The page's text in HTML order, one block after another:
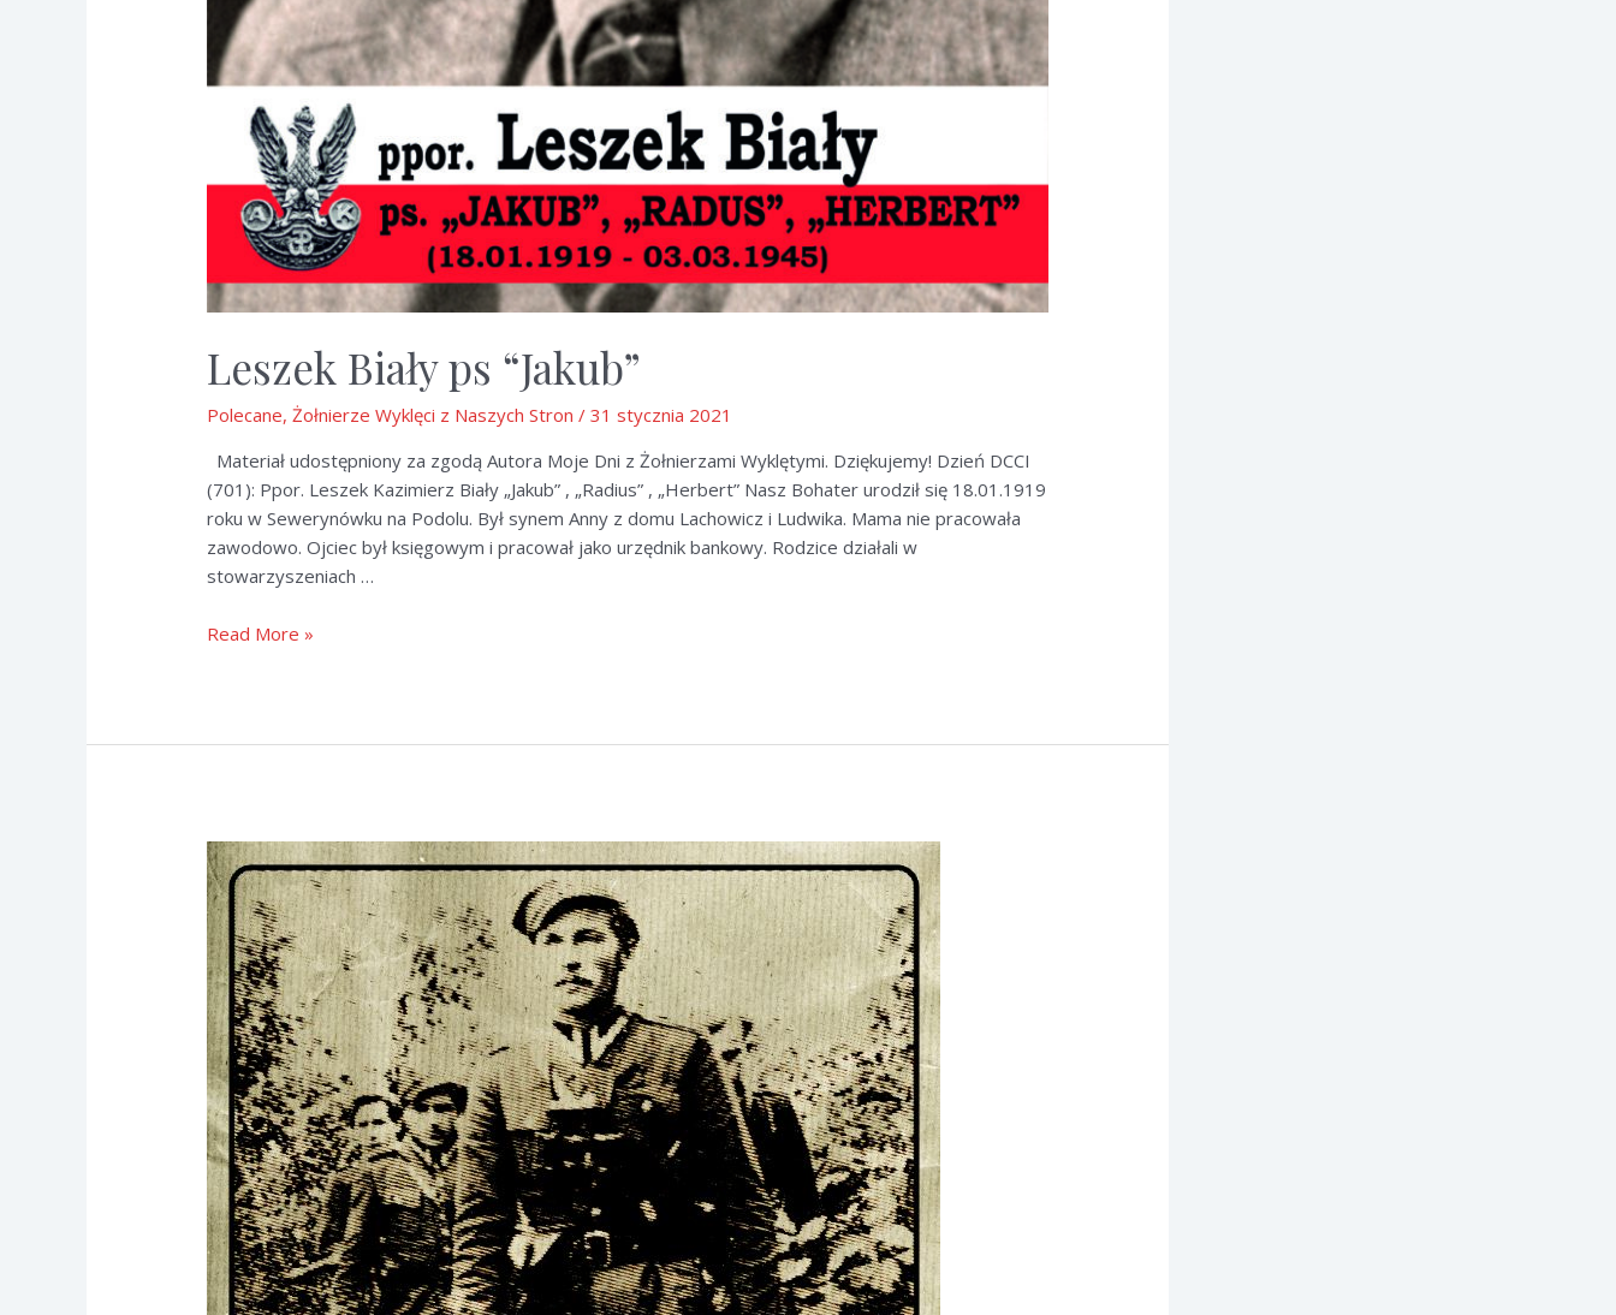
Leszek Biały ps “Jakub”
Polecane,Żołnierze Wyklęci z Naszych Stron /31 stycznia 2021
Materiał udostępniony za zgodą Autora Moje Dni z Żołnierzami Wyklętymi. Dziękujemy! Dzień DCCI
(701): Ppor. Leszek Kazimierz Biały „Jakub” , „Radius” , „Herbert” Nasz Bohater urodził się 18.01.1919
roku w Sewerynówku na Podolu. Był synem Anny z domu Lachowicz i Ludwika. Mama nie pracowała
zawodowo. Ojciec był księgowym i pracował jako urzędnik bankowy. Rodzice działali w
stowarzyszeniach …
Leszek
Read More »